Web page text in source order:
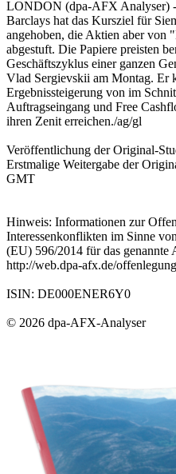
LONDON (dpa-AFX Analyser)
Barclays hat das Kursziel für
angehoben, die Aktien aber
abgestuft. Die Papiere preisten
Geschäftszyklus einer ganzen
Vlad Sergievskii am Montag. Er
Ergebnissteigerung von im
Auftragseingang und Free
ihren Zenit erreichen./ag/gl
Veröffentlichung der Original-
Erstmalige Weitergabe der
GMT
Hinweis: Informationen zur
Interessenkonflikten im Sinne
(EU) 596/2014 für das genannte
http://web.dpa-afx.de/
ISIN: DE000ENER6Y0
© 2026 dpa-AFX-Analyser